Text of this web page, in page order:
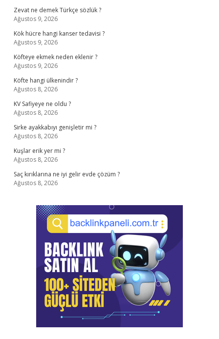
Zevat ne demek Türkçe sözlük ?
Ağustos 9, 2026
Kök hücre hangi kanser tedavisi ?
Ağustos 9, 2026
Köfteye ekmek neden eklenir ?
Ağustos 9, 2026
Köfte hangi ülkenindir ?
Ağustos 8, 2026
KV Safiyeye ne oldu ?
Ağustos 8, 2026
Sirke ayakkabıyı genişletir mi ?
Ağustos 8, 2026
Kuşlar erik yer mi ?
Ağustos 8, 2026
Saç kırıklarına ne iyi gelir evde çözüm ?
Ağustos 8, 2026